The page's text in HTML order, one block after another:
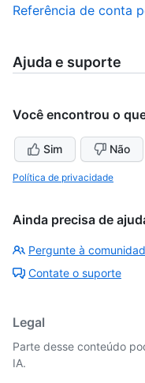
Referência de conta
Ajuda e suporte
Você encontrou o
Sim Não
Política de privacidade
Ainda precisa de
Pergunte à
Contate o suporte
Legal
Parte desse conteúdo
IA.